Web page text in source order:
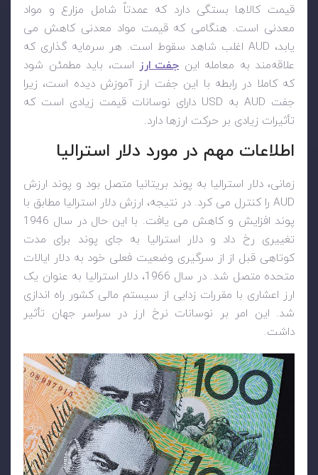
قیمت کالاها بستگی دارد که عمدتاً شامل مزارع و مواد
معدنی است. هنگامی که قیمت مواد معدنی کاهش می
یابد، AUD اغلب شاهد سقوط است. هر سرمایه ‌گذاری که
علاقه‌مند به معامله این جفت ارز است، باید مطمئن شود
که کاملا در رابطه با این جفت ارز آموزش دیده است، زیرا
جفت‌ AUD به USD دارای نوسانات قیمت زیادی است که
تأثیرات زیادی بر حرکت ارزها دارد.
اطلاعات مهم در مورد دلار استرالیا
زمانی، دلار استرالیا به پوند بریتانیا متصل بود و پوند ارزش
AUD را کنترل می کرد. در نتیجه، ارزش دلار استرالیا مطابق با
پوند افزایش و کاهش می یافت. با این حال در سال 1946
تغییری رخ داد و دلار استرالیا به جای پوند برای مدت
کوتاهی قبل از از سرگیری وضعیت فعلی خود به دلار ایالات
متحده متصل شد. در سال 1966، دلار استرالیا به عنوان یک
ارز اعشاری با مقررات زدایی از سیستم مالی کشور راه اندازی
شد. این امر بر نوسانات نرخ ارز در سراسر جهان تأثیر
داشت.